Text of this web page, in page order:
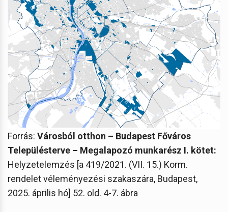
Forrás: Városból otthon – Budapest Főváros
Településterve – Megalapozó munkarész I. kötet:
Helyzetelemzés [a 419/2021. (VII. 15.) Korm.
rendelet véleményezési szakaszára, Budapest,
2025. április hó] 52. old. 4-7. ábra